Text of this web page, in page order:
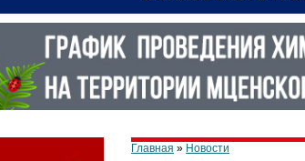
Главная » Новости